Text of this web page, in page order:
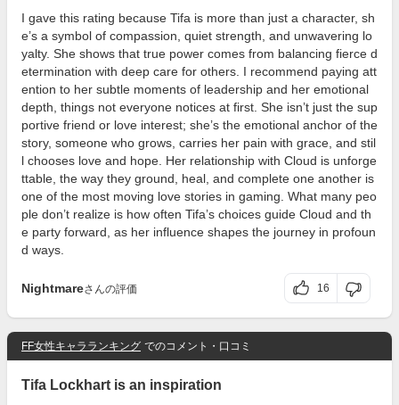
I gave this rating because Tifa is more than just a character, sh
e’s a symbol of compassion, quiet strength, and unwavering lo
yalty. She shows that true power comes from balancing fierce d
etermination with deep care for others. I recommend paying att
ention to her subtle moments of leadership and her emotional
depth, things not everyone notices at first. She isn’t just the sup
portive friend or love interest; she’s the emotional anchor of the
story, someone who grows, carries her pain with grace, and stil
l chooses love and hope. Her relationship with Cloud is unforge
ttable, the way they ground, heal, and complete one another is
one of the most moving love stories in gaming. What many peo
ple don’t realize is how often Tifa’s choices guide Cloud and th
e party forward, as her influence shapes the journey in profoun
d ways.
Nightmareさんの評価 16
FF女性キャラランキング でのコメント・口コミ
Tifa Lockhart is an inspiration